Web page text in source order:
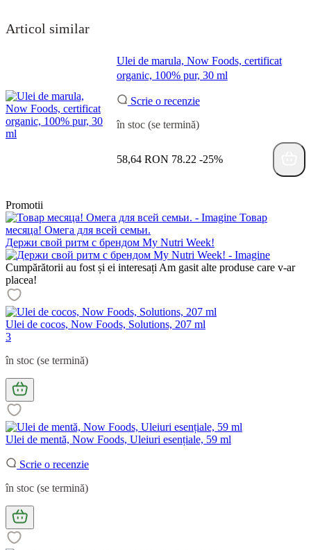
Articol similar
Ulei de marula, Now Foods, certificat
organic, 100% pur, 30 ml
Scrie o recenzie
în stoc (se termină)
58,64 RON 78.22 -25%
Promotii
Товар
месяца! Омега для всей семьи.
Держи свой ритм с брендом My Nutri Week!
Cumpărătorii au fost și ei interesați Am gasit alte produse care v-ar
placea!
Ulei de cocos, Now Foods, Solutions, 207 ml
3
în stoc (se termină)
Ulei de mentă, Now Foods, Uleiuri esențiale, 59 ml
Scrie o recenzie
în stoc (se termină)